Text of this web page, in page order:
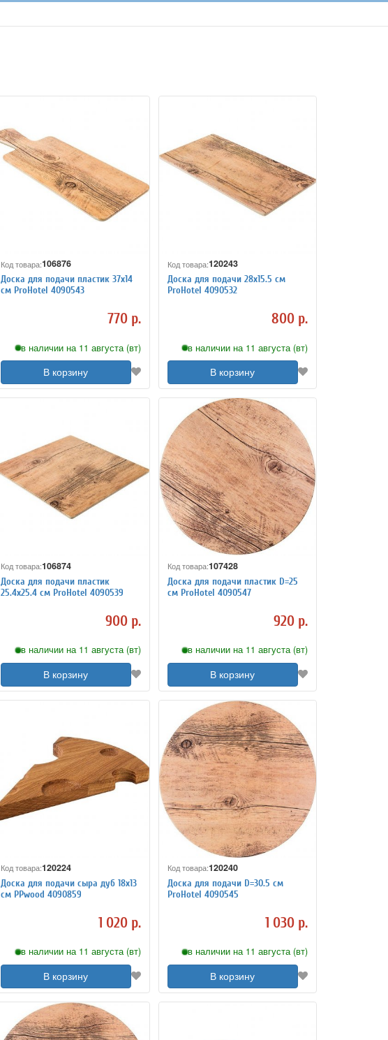
Код товара:106876
Доска для подачи пластик 37х14
см ProHotel 4090543
770 р.
в наличии на 11 августа (вт)
В корзину
Код товара:120243
Доска для подачи 28х15.5 см
ProHotel 4090532
800 р.
в наличии на 11 августа (вт)
В корзину
Код товара:106874
Доска для подачи пластик
25.4х25.4 см ProHotel 4090539
900 р.
в наличии на 11 августа (вт)
В корзину
Код товара:107428
Доска для подачи пластик D=25
см ProHotel 4090547
920 р.
в наличии на 11 августа (вт)
В корзину
Код товара:120224
Доска для подачи сыра дуб 18х13
см PPwood 4090859
1 020 р.
в наличии на 11 августа (вт)
В корзину
Код товара:120240
Доска для подачи D=30.5 см
ProHotel 4090545
1 030 р.
в наличии на 11 августа (вт)
В корзину